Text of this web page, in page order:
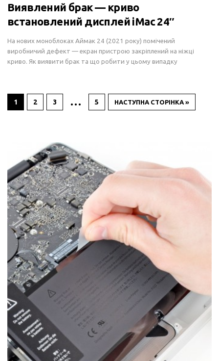
Виявлений брак — криво
встановлений дисплей iMac 24″
На нових моноблоках Аймак 24 (2021 року) помічений
виробничий дефект — екран пристрою закріплений на ніжці
криво. Як виявити брак та що робити у цьому випадку
1 2 3 … 5 НАСТУПНА СТОРІНКА »